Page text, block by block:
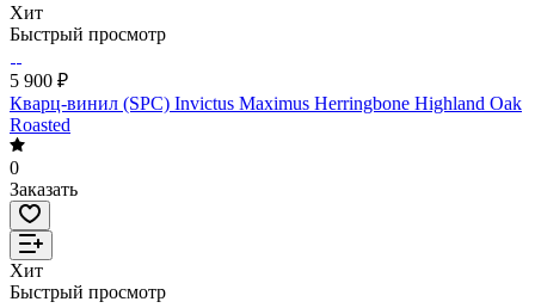
Хит
Быстрый просмотр
5 900 ₽
Кварц-винил (SPC) Invictus Maximus Herringbone Highland Oak
Roasted
0
Заказать
Хит
Быстрый просмотр